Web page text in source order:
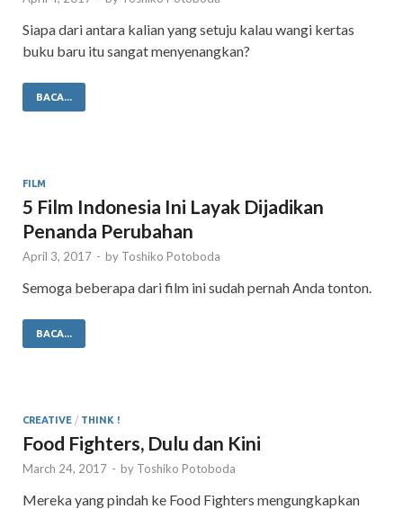
Siapa dari antara kalian yang setuju kalau wangi kertas
buku baru itu sangat menyenangkan?
BACA...
FILM
5 Film Indonesia Ini Layak Dijadikan
Penanda Perubahan
April 3, 2017 - by Toshiko Potoboda
Semoga beberapa dari film ini sudah pernah Anda tonton.
BACA...
CREATIVE / THINK !
Food Fighters, Dulu dan Kini
March 24, 2017 - by Toshiko Potoboda
Mereka yang pindah ke Food Fighters mengungkapkan